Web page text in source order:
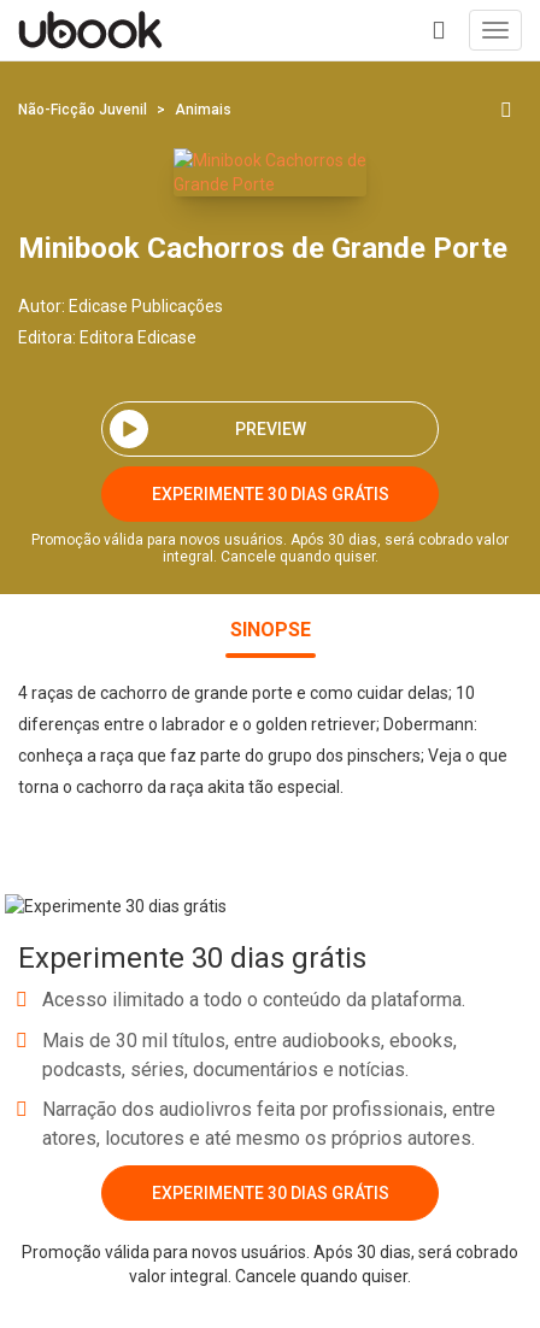
+
Não-Ficção Juvenil Animais
Minibook Cachorros de Grande Porte
Autor: Edicase Publicações
Editora: Editora Edicase
PREVIEW
EXPERIMENTE 30 DIAS GRÁTIS
Promoção válida para novos usuários. Após 30 dias, será cobrado valor
integral. Cancele quando quiser.
SINOPSE
4 raças de cachorro de grande porte e como cuidar delas; 10
diferenças entre o labrador e o golden retriever; Dobermann:
conheça a raça que faz parte do grupo dos pinschers; Veja o que
torna o cachorro da raça akita tão especial.
Experimente 30 dias grátis
Acesso ilimitado a todo o conteúdo da plataforma.
Mais de 30 mil títulos, entre audiobooks, ebooks,
podcasts, séries, documentários e notícias.
Narração dos audiolivros feita por profissionais, entre
atores, locutores e até mesmo os próprios autores.
EXPERIMENTE 30 DIAS GRÁTIS
Promoção válida para novos usuários. Após 30 dias, será cobrado
valor integral. Cancele quando quiser.